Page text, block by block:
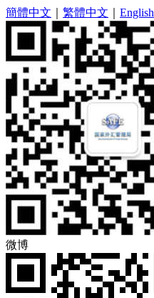
簡體中文 繁體中文 English
微博